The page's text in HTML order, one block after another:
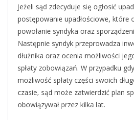
Jeżeli sąd zdecyduje się ogłosić
postępowanie upadłościowe, które
powołanie syndyka oraz
Następnie syndyk przeprowadza
dłużnika oraz ocenia możliwości
spłaty zobowiązań. W przypadku
możliwość spłaty części swoich
czasie, sąd może zatwierdzić plan
obowiązywał przez kilka lat.